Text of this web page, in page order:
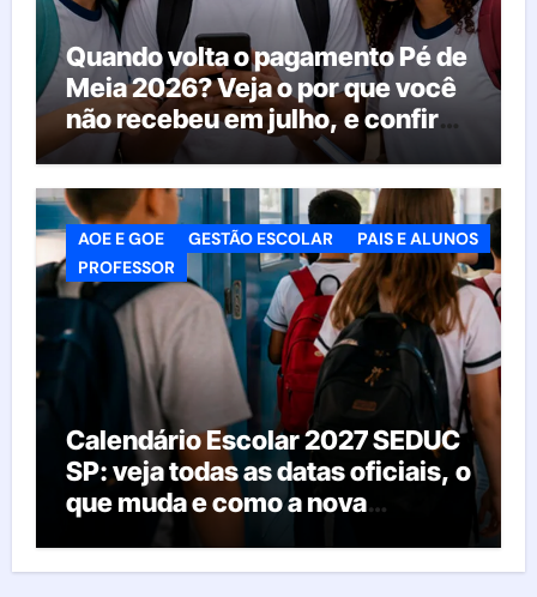
Quando volta o pagamento Pé de
Meia 2026? Veja o por que você
não recebeu em julho, e confira
o calendário oficial
AOE E GOE GESTÃO ESCOLAR
PAIS E ALUNOS
PROFESSOR
Calendário Escolar 2027 SEDUC
SP: veja todas as datas oficiais, o
que muda e como a nova